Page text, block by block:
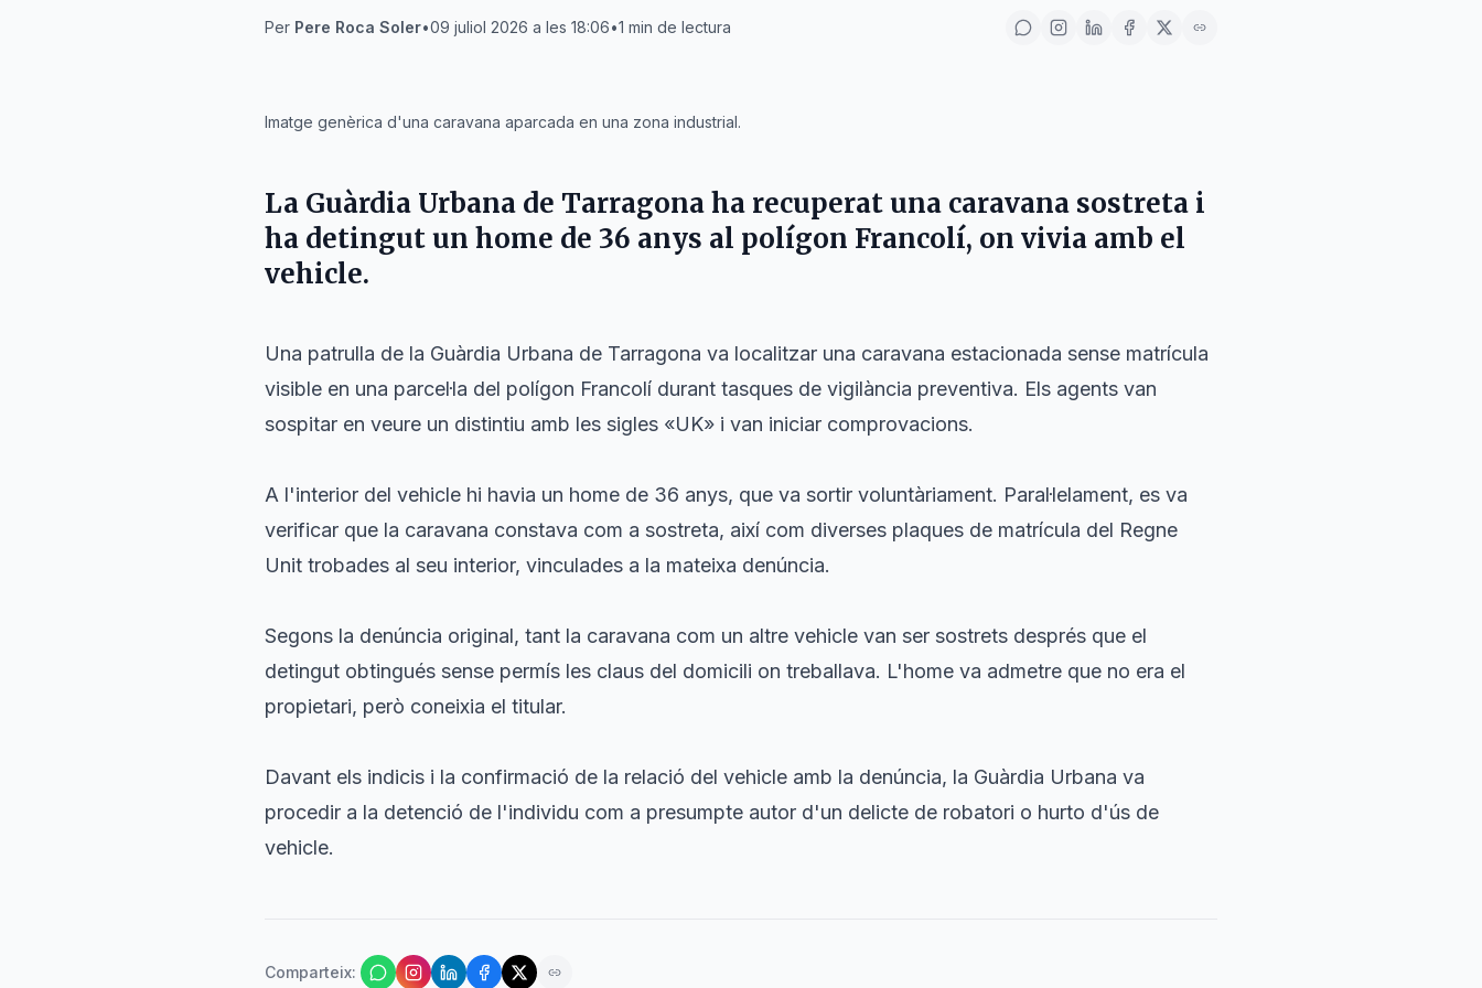
Per Pere Roca Soler•09 juliol 2026 a les 18:06•1 min de lectura
Imatge genèrica d'una caravana aparcada en una zona industrial.
La Guàrdia Urbana de Tarragona ha recuperat una caravana sostreta i
ha detingut un home de 36 anys al polígon Francolí, on vivia amb el
vehicle.
Una patrulla de la Guàrdia Urbana de Tarragona va localitzar una caravana estacionada sense matrícula
visible en una parcel·la del polígon Francolí durant tasques de vigilància preventiva. Els agents van
sospitar en veure un distintiu amb les sigles «UK» i van iniciar comprovacions.
A l'interior del vehicle hi havia un home de 36 anys, que va sortir voluntàriament. Paral·lelament, es va
verificar que la caravana constava com a sostreta, així com diverses plaques de matrícula del Regne
Unit trobades al seu interior, vinculades a la mateixa denúncia.
Segons la denúncia original, tant la caravana com un altre vehicle van ser sostrets després que el
detingut obtingués sense permís les claus del domicili on treballava. L'home va admetre que no era el
propietari, però coneixia el titular.
Davant els indicis i la confirmació de la relació del vehicle amb la denúncia, la Guàrdia Urbana va
procedir a la detenció de l'individu com a presumpte autor d'un delicte de robatori o hurto d'ús de
vehicle.
Comparteix: